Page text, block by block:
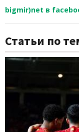
bigmir)net в
Статьи по